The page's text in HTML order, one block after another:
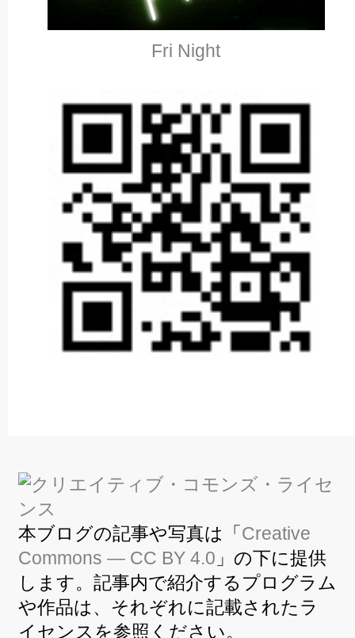
Fri Night
本ブログの記事や写真は「Creative
Commons — CC BY 4.0 」の下に提供
します。記事内で紹介するプログラム
や作品は、それぞれに記載されたラ
イセンスを参照ください。